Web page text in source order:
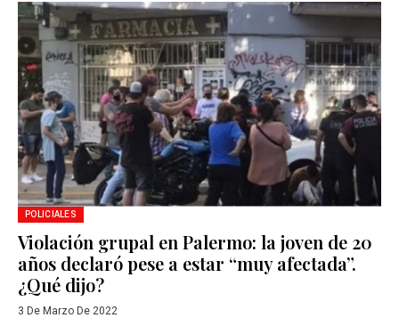
POLICIALES
Violación grupal en Palermo: la joven de 20
años declaró pese a estar “muy afectada”.
¿Qué dijo?
3 De Marzo De 2022